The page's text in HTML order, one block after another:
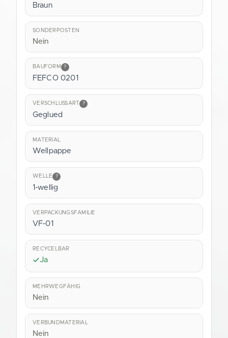
Braun
SONDERPOSTEN
Nein
BAUFORM ?
FEFCO 0201
VERSCHLUSSART ?
Geglued
MATERIAL
Wellpappe
WELLE ?
1-wellig
VERPACKUNGSFAMILIE
VF-01
RECYCELBAR
Ja
MEHRWEGFÄHIG
Nein
VERBUNDMATERIAL
Nein